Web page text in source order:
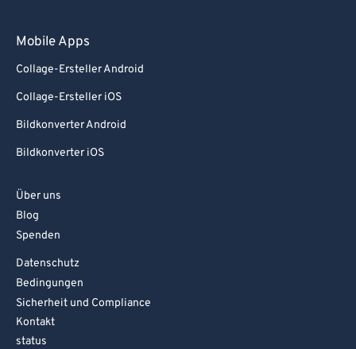
Mobile Apps
Collage-Ersteller Android
Collage-Ersteller iOS
Bildkonverter Android
Bildkonverter iOS
Über uns
Blog
Spenden
Datenschutz
Bedingungen
Sicherheit und Compliance
Kontakt
status